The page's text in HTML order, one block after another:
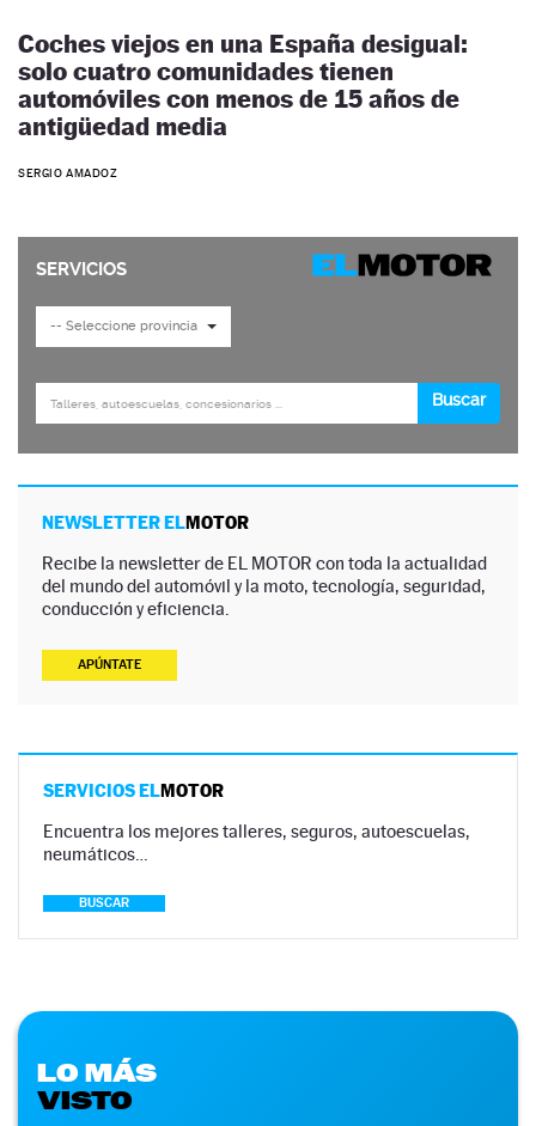
Coches viejos en una España desigual:
solo cuatro comunidades tienen
automóviles con menos de 15 años de
antigüedad media
SERGIO AMADOZ
NEWSLETTER ELMOTOR
Recibe la newsletter de EL MOTOR con toda la actualidad
del mundo del automóvil y la moto, tecnología, seguridad,
conducción y eficiencia.
APÚNTATE
SERVICIOS ELMOTOR
Encuentra los mejores talleres, seguros, autoescuelas,
neumáticos…
BUSCAR
LO MÁS
VISTO